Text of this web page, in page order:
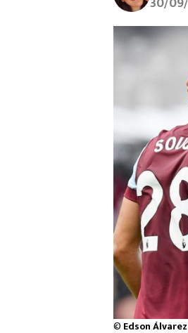
© Edson